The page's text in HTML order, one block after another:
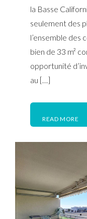
la Basse
seulement des
l’ensemble des
bien de 33 m²
opportunité
au […]
READ MORE